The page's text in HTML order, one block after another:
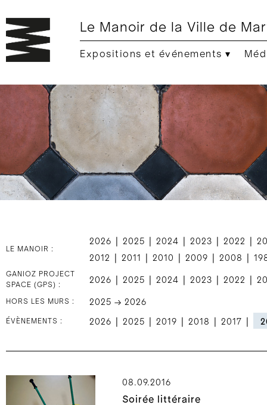
Le Manoir de la Ville de
Expositions et événements ▾
LE MANOIR :
2026 2025 2024 2023 2022
2012
2011 2010 2009 2008
GANIOZ PROJECT
SPACE (GPS) :
2026 2025 2024 2023 2022
HORS LES MURS : 2025 → 2026
ÉVÈNEMENTS : 2026 2025 2019 2018 2017
08.09.2016
Soirée littéraire